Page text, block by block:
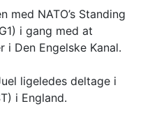
med NATO’s Standing
i gang med at
Den Engelske Kanal.
ligeledes deltage i
i England.